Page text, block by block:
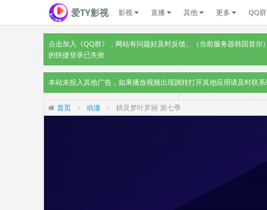
爱TY影视 影视 直播 其他 更多 QQ群
点击加入《QQ群》
，网站有问题好及时反馈。（当前服务器韩国首
的快捷登录已失效
本站未投入其他广告，如果播放视频出现跳转打开其他应用请及时联系
首页 动漫 精灵梦叶罗丽 第七季